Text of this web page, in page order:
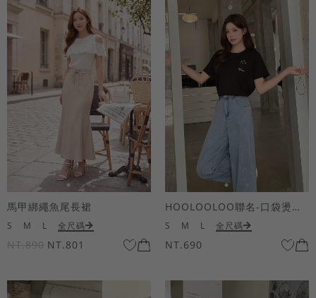
馬甲綁繩魚尾長裙
S M L 全尺碼
NT.890 NT.801
HOOLOOLOO聯名-口袋燙金KUKU熊短袖上衣
S M L 全尺碼
NT.690